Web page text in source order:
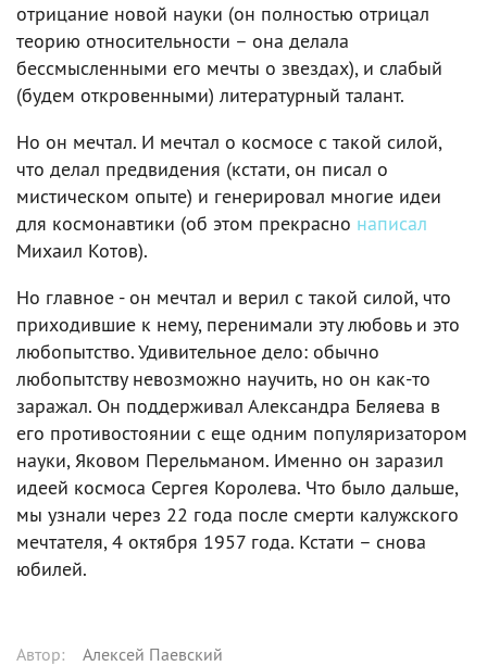
отрицание новой науки (он полностью отрицал
теорию относительности – она делала
бессмысленными его мечты о звездах), и слабый
(будем откровенными) литературный талант.
Но он мечтал. И мечтал о космосе с такой силой,
что делал предвидения (кстати, он писал о
мистическом опыте) и генерировал многие идеи
для космонавтики (об этом прекрасно написал
Михаил Котов).
Но главное - он мечтал и верил с такой силой, что
приходившие к нему, перенимали эту любовь и это
любопытство. Удивительное дело: обычно
любопытству невозможно научить, но он как-то
заражал. Он поддерживал Александра Беляева в
его противостоянии с еще одним популяризатором
науки, Яковом Перельманом. Именно он заразил
идеей космоса Сергея Королева. Что было дальше,
мы узнали через 22 года после смерти калужского
мечтателя, 4 октября 1957 года. Кстати – снова
юбилей.
Автор: Алексей Паевский